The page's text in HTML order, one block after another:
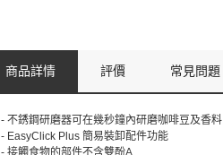
商品詳情 評價 常見問題
- 不銹鋼研磨器可在幾秒鐘內研磨咖啡豆及香料
- EasyClick Plus 簡易裝卸配件功能
- 接觸食物的部件不含雙酚A